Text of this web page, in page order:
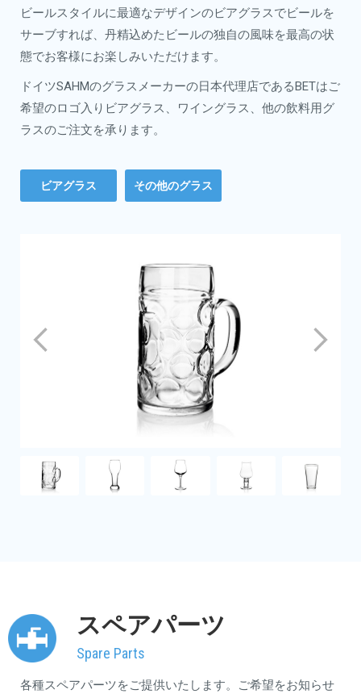
ビールスタイルに最適なデザインのビアグラスでビールを
サーブすれば、丹精込めたビールの独自の風味を最高の状
態でお客様にお楽しみいただけます。
ドイツSAHMのグラスメーカーの日本代理店であるBETはご
希望のロゴ入りビアグラス、ワイングラス、他の飲料用グ
ラスのご注文を承ります。
ビアグラス その他のグラス
スペアパーツ
Spare Parts
各種スペアパーツをご提供いたします。ご希望をお知らせ